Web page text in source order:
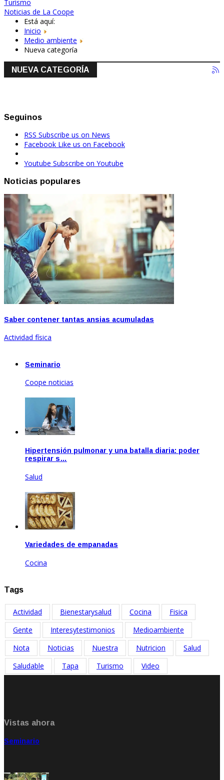
Turismo
Noticias de La Coope
Está aquí:
Inicio
Medio ambiente
Nueva categoría
NUEVA CATEGORÍA
Seguinos
RSS Subscribe us on News
Facebook Like us on Facebook
Youtube Subscribe on Youtube
Noticias populares
Saber contener tantas ansias acumuladas
Actividad física
Seminario
Coope noticias
Hipertensión pulmonar y una batalla diaria: poder
respirar s…
Salud
Variedades de empanadas
Cocina
Tags
Actividad Bienestarysalud Cocina
Fisica
Gente
Interesytestimonios
Medioambiente
Nota
Noticias Nuestra Nutricion
Salud
Saludable
Tapa Turismo Video
Vistas ahora
Seminario